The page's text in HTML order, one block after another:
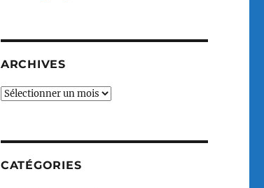
ARCHIVES
Archives
CATÉGORIES